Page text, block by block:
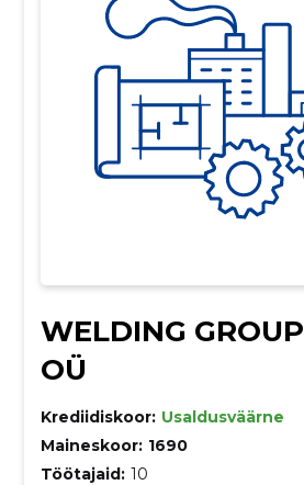
WELDING GROUP
OÜ
Krediidiskoor: Usaldusväärne
Maineskoor: 1690
Töötajaid: 10